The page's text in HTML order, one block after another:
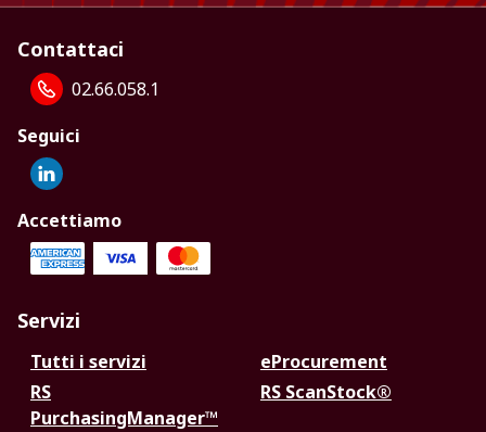
Contattaci
02.66.058.1
Seguici
Accettiamo
Servizi
Tutti i servizi
eProcurement
RS
PurchasingManager™
RS ScanStock®